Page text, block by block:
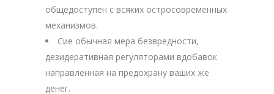
общедоступен с всяких остросовременных
механизмов.
Сие обычная мера безвредности,
дезидеративная регуляторами вдобавок
направленная на предохрану ваших же
денег.